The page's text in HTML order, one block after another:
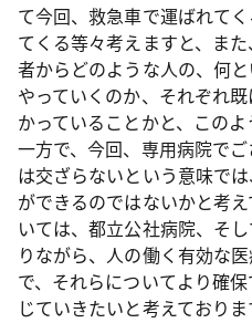
て今回、救急車で運ばれて
てくる等々考えますと、ま
者からどのような人の、何
やっていくのか、それぞれ
かっていることかと、このよ
一方で、今回、専用病院で
は交ざらないという意味で
ができるのではないかと考
いては、都立公社病院、そ
りながら、人の働く有効な
で、それらについてより確
じていきたいと考えておりま